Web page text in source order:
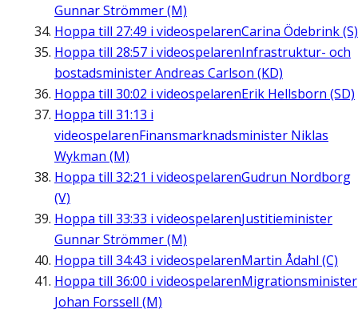
Gunnar Strömmer (M)
Hoppa till 27:49 i videospelarenCarina Ödebrink (S)
Hoppa till 28:57 i videospelarenInfrastruktur- och
bostadsminister Andreas Carlson (KD)
Hoppa till 30:02 i videospelarenErik Hellsborn (SD)
Hoppa till 31:13 i
videospelarenFinansmarknadsminister Niklas
Wykman (M)
Hoppa till 32:21 i videospelarenGudrun Nordborg
(V)
Hoppa till 33:33 i videospelarenJustitieminister
Gunnar Strömmer (M)
Hoppa till 34:43 i videospelarenMartin Ådahl (C)
Hoppa till 36:00 i videospelarenMigrationsminister
Johan Forssell (M)